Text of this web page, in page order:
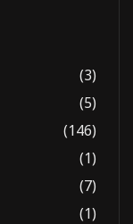
(3)
(5)
(146)
(1)
(7)
(1)